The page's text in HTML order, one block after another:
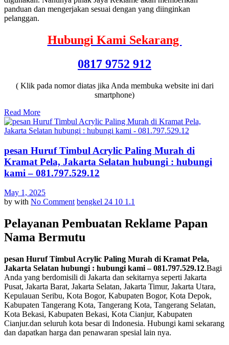
panduan dan mengerjakan sesuai dengan yang diinginkan
pelanggan.
Hubungi Kami Sekarang
0817 9752 912
( Klik pada nomor diatas jika Anda membuka website ini dari
smartphone)
Read More
pesan Huruf Timbul Acrylic Paling Murah di
Kramat Pela, Jakarta Selatan hubungi : hubungi
kami – 081.797.529.12
May 1, 2025
by with No Comment bengkel 24 10 1.1
Pelayanan Pembuatan Reklame Papan
Nama Bermutu
pesan Huruf Timbul Acrylic Paling Murah di Kramat Pela,
Jakarta Selatan hubungi : hubungi kami – 081.797.529.12.Bagi
Anda yang berdomisili di Jakarta dan sekitarnya seperti Jakarta
Pusat, Jakarta Barat, Jakarta Selatan, Jakarta Timur, Jakarta Utara,
Kepulauan Seribu, Kota Bogor, Kabupaten Bogor, Kota Depok,
Kabupaten Tangerang Kota, Tangerang Kota, Tangerang Selatan,
Kota Bekasi, Kabupaten Bekasi, Kota Cianjur, Kabupaten
Cianjur.dan seluruh kota besar di Indonesia. Hubungi kami sekarang
dan dapatkan harga dan penawaran spesial lain nya.